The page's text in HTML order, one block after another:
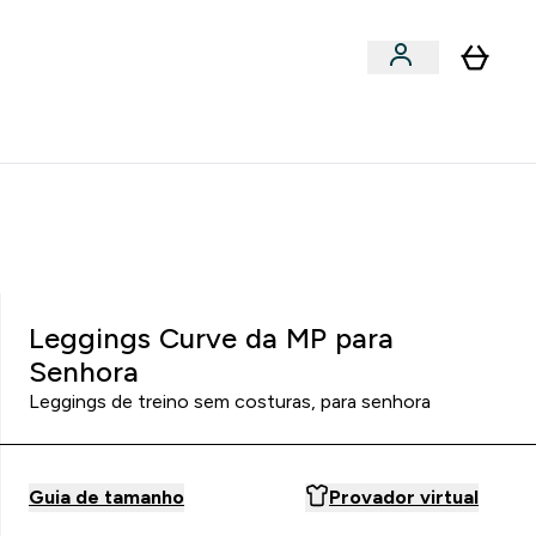
Leggings Curve da MP para
Senhora
Leggings de treino sem costuras, para senhora
Guia de tamanho Provador virtual